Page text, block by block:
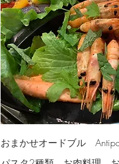
おまかせオードブル